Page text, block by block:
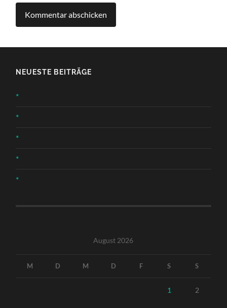
NEUESTE BEITRÄGE
*
*
*
*
*
August 2026
M D M D F S S
1 2